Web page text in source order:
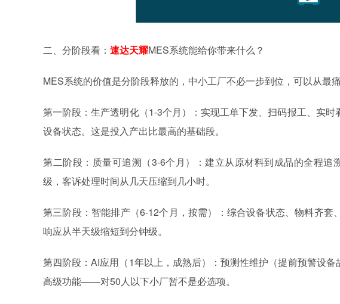
二、分阶段看： 速达天耀MES系统能给你带来什么？
MES系统的价值是分阶段释放的，中小工厂不必一步到位，可以从最
第一阶段：生产透明化（1-3个月）：实现工单下发、扫码报工、实
设备状态。这是投入产出比最高的基础段。
第二阶段：质量可追溯（3-6个月）：建立从原材料到成品的全程追
级，客诉处理时间从几天压缩到几小时。
第三阶段：智能排产（6-12个月，按需）：综合设备状态、物料齐
响应从半天级缩短到分钟级。
第四阶段：AI应用（1年以上，成熟后）：预测性维护（提前预警设
高级功能——对50人以下小厂暂不是必选项。